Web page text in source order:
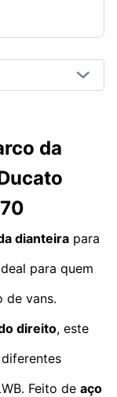
da
dianteira para
para quem
de vans.
direito, este
Feito de aço